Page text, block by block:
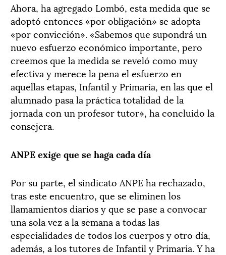
Ahora, ha agregado Lombó, esta medida que se
adoptó entonces «por obligación» se adopta
«por convicción». «Sabemos que supondrá un
nuevo esfuerzo económico importante, pero
creemos que la medida se reveló como muy
efectiva y merece la pena el esfuerzo en
aquellas etapas, Infantil y Primaria, en las que el
alumnado pasa la práctica totalidad de la
jornada con un profesor tutor», ha concluido la
consejera.
ANPE exige que se haga cada día
Por su parte, el sindicato ANPE ha rechazado,
tras este encuentro, que se eliminen los
llamamientos diarios y que se pase a convocar
una sola vez a la semana a todas las
especialidades de todos los cuerpos y otro día,
además, a los tutores de Infantil y Primaria. Y ha